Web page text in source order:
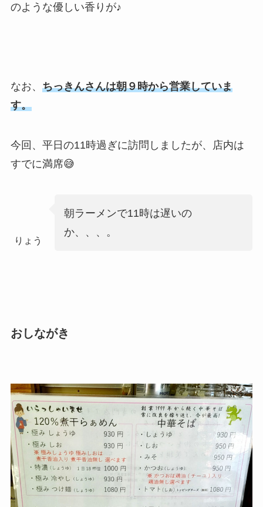
のような優しい香りが♪
なお、 ちっきんさんは朝９時から営業していま
す。
今回、平日の11時過ぎに訪問しましたが、店内は
すでに満席😅
りょう
朝ラーメンで11時は遅いの
か、、、。
おしながき